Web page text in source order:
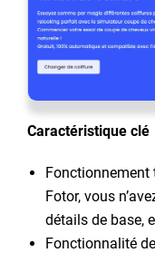
Caractéristique clé
Fotor, vous
détails de base,
Fonctionnalité